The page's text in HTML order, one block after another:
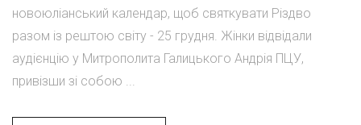
новоюліанський календар, щоб святкувати Різдво
разом із рештою світу - 25 грудня. Жінки відвідали
аудієнцію у Митрополита Галицького Андрія ПЦУ,
привізши зі собою ...